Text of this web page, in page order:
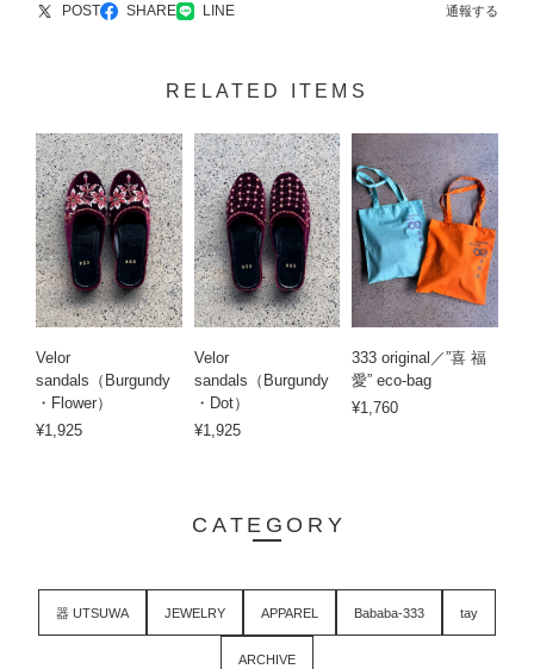
POST SHARE LINE 通報する
RELATED ITEMS
Velor
sandals（Burgundy
・Flower）
¥1,925
Velor
sandals（Burgundy
・Dot）
¥1,925
333 original／”喜 福
愛” eco-bag
¥1,760
CATEGORY
器 UTSUWA JEWELRY APPAREL Bababa-333 tay
ARCHIVE